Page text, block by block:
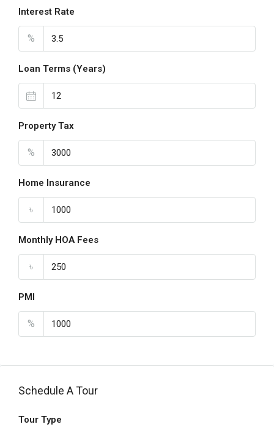
Interest Rate
%
Loan Terms (Years)
Property Tax
%
Home Insurance
৳
Monthly HOA Fees
৳
PMI
%
Schedule A Tour
Tour Type